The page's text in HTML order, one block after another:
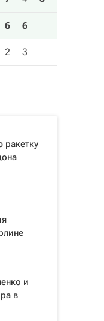
6 6
2 3
ракетку
и
в